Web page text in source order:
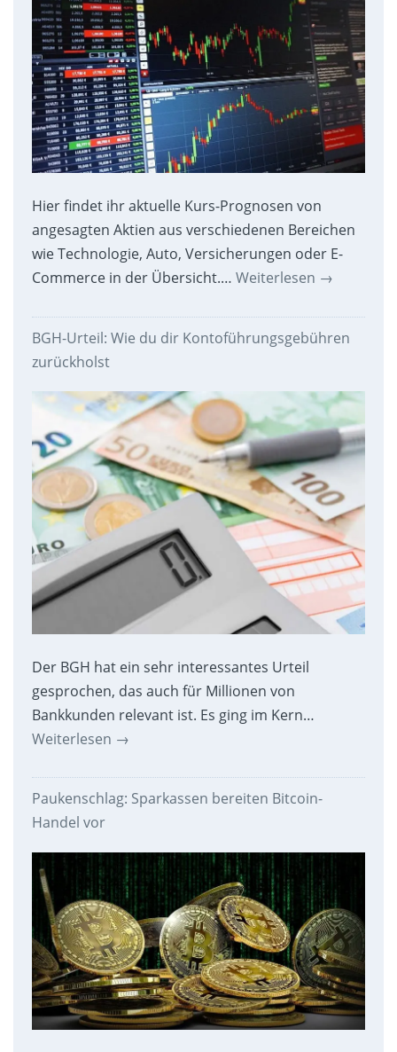
Hier findet ihr aktuelle Kurs-Prognosen von
angesagten Aktien aus verschiedenen Bereichen
wie Technologie, Auto, Versicherungen oder E-
Commerce in der Übersicht.… Weiterlesen →
BGH-Urteil: Wie du dir Kontoführungsgebühren
zurückholst
Der BGH hat ein sehr interessantes Urteil
gesprochen, das auch für Millionen von
Bankkunden relevant ist. Es ging im Kern…
Weiterlesen →
Paukenschlag: Sparkassen bereiten Bitcoin-
Handel vor